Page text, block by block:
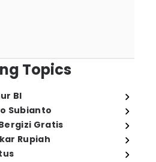
Topics
BI
Subianto
Gratis
Rupiah